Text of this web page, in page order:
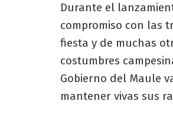
Durante el
compromiso con las
fiesta y de muchas
costumbres
Gobierno del Maule
mantener vivas sus